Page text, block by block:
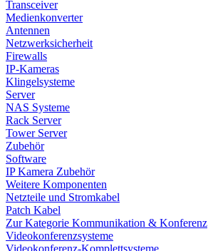
Transceiver
Medienkonverter
Antennen
Netzwerksicherheit
Firewalls
IP-Kameras
Klingelsysteme
Server
NAS Systeme
Rack Server
Tower Server
Zubehör
Software
IP Kamera Zubehör
Weitere Komponenten
Netzteile und Stromkabel
Patch Kabel
Zur Kategorie Kommunikation & Konferenz
Videokonferenzsysteme
Videokonferenz-Komplettsysteme